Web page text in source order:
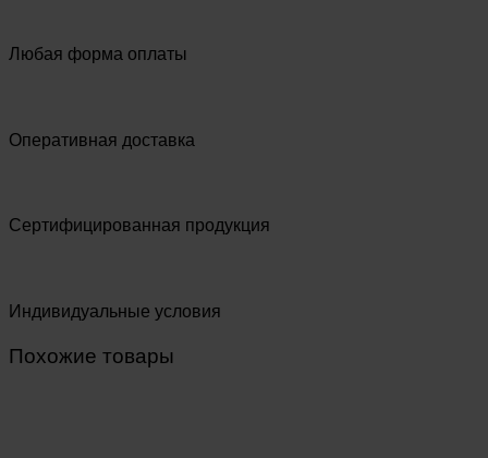
Любая форма оплаты
Оперативная доставка
Сертифицированная продукция
Индивидуальные условия
Похожие товары